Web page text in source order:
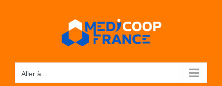
Aller à...